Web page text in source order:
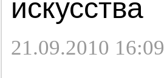
21.09.2010 16:09